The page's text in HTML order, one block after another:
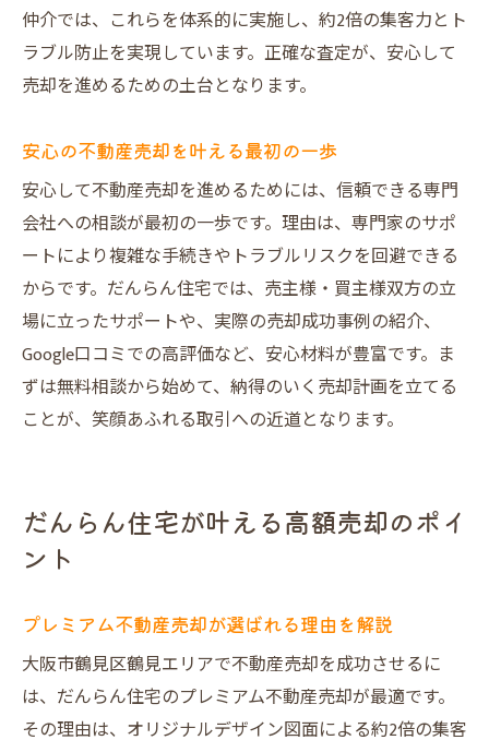
だんらん住宅が選ばれる理由を深掘り紹介
大阪市で高評価を得る売却サービスの特徴
不動産売却で後悔しないための極意を伝授
鶴見エリアで理想の売却を叶える方法まと
め
仲介では、これらを体系的に実施し、約2倍の集客力とト
ラブル防止を実現しています。正確な査定が、安心して
売却を進めるための土台となります。
安心の不動産売却を叶える最初の一歩
安心して不動産売却を進めるためには、信頼できる専門
会社への相談が最初の一歩です。理由は、専門家のサポ
ートにより複雑な手続きやトラブルリスクを回避できる
からです。だんらん住宅では、売主様・買主様双方の立
場に立ったサポートや、実際の売却成功事例の紹介、
Google口コミでの高評価など、安心材料が豊富です。ま
ずは無料相談から始めて、納得のいく売却計画を立てる
ことが、笑顔あふれる取引への近道となります。
だんらん住宅が叶える高額売却のポイ
ント
プレミアム不動産売却が選ばれる理由を解説
大阪市鶴見区鶴見エリアで不動産売却を成功させるに
は、だんらん住宅のプレミアム不動産売却が最適です。
その理由は、オリジナルデザイン図面による約2倍の集客